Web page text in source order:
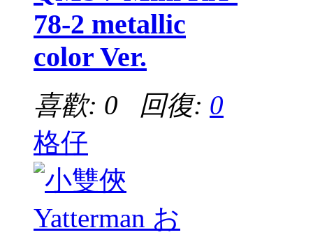
78-2 metallic
color Ver.
喜歡: 0 回復: 0
格仔